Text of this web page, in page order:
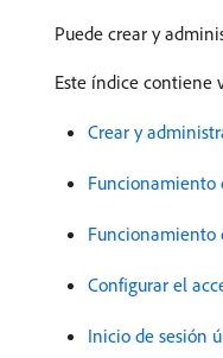
Puede crear y
Este índice contiene
Crear y
Funcionamiento
Funcionamiento
Configurar el
Inicio de sesión